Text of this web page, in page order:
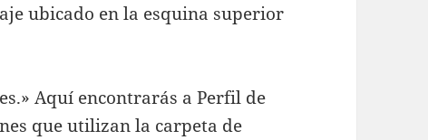
ubicado en la esquina superior
Aquí encontrarás a Perfil de
que utilizan la carpeta de